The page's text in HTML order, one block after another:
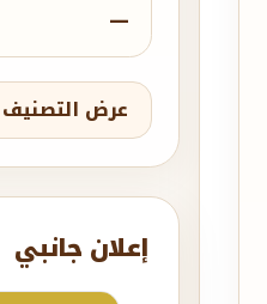
—
عرض التصنيف
إعلان جانبي